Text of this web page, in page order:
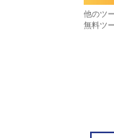
他のツ
無料ツ